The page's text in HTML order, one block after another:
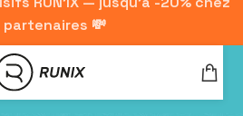
partenaires 💸